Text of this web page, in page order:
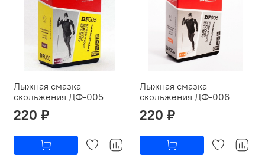
Лыжная смазка
скольжения ДФ-005
220 ₽
Лыжная смазка
скольжения ДФ-006
220 ₽